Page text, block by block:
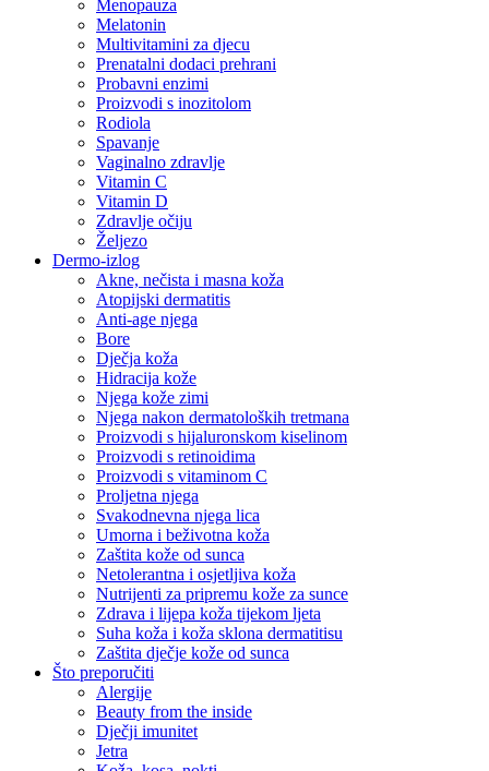
Menopauza
Melatonin
Multivitamini za djecu
Prenatalni dodaci prehrani
Probavni enzimi
Proizvodi s inozitolom
Rodiola
Spavanje
Vaginalno zdravlje
Vitamin C
Vitamin D
Zdravlje očiju
Željezo
Dermo-izlog
Akne, nečista i masna koža
Atopijski dermatitis
Anti-age njega
Bore
Dječja koža
Hidracija kože
Njega kože zimi
Njega nakon dermatoloških tretmana
Proizvodi s hijaluronskom kiselinom
Proizvodi s retinoidima
Proizvodi s vitaminom C
Proljetna njega
Svakodnevna njega lica
Umorna i beživotna koža
Zaštita kože od sunca
Netolerantna i osjetljiva koža
Nutrijenti za pripremu kože za sunce
Zdrava i lijepa koža tijekom ljeta
Suha koža i koža sklona dermatitisu
Zaštita dječje kože od sunca
Što preporučiti
Alergije
Beauty from the inside
Dječji imunitet
Jetra